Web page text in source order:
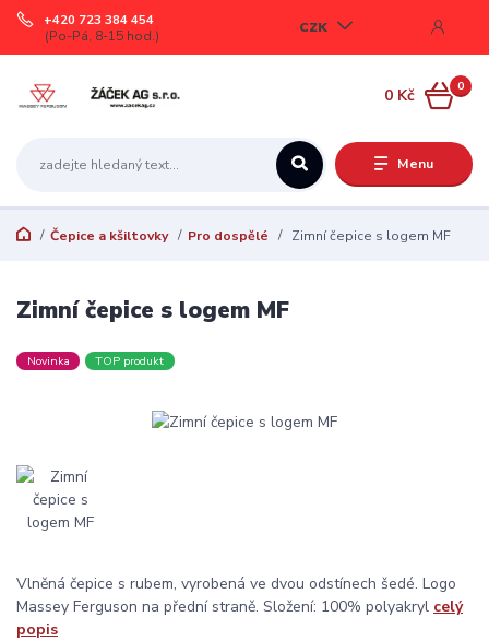
Menu
CZK
+420 723 384 454
(Po-Pá, 8-15 hod.)
0
0 Kč
Čepice a kšiltovky Pro dospělé Zimní čepice s logem MF
Zimní čepice s logem MF
Novinka TOP produkt
Vlněná čepice s rubem, vyrobená ve dvou odstínech šedé. Logo
Massey Ferguson na přední straně. Složení: 100% polyakryl celý
popis